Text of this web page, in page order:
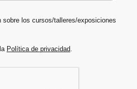
sobre los cursos/talleres/exposiciones
Política de privacidad